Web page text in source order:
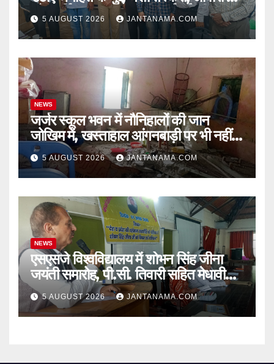
और पार्किंग व्यवस्था पर की कार्रवाई की मांग
5 AUGUST 2026 JANTANAMA.COM
NEWS
जर्जर स्कूल भवन में नौनिहालों की जान
जोखिम में, खस्ताहाल आंगनबाड़ी पर भी नहीं
जागा प्रशासन
5 AUGUST 2026 JANTANAMA.COM
NEWS
एसएसजे विश्वविद्यालय में शोभन सिंह जीना
जयंती समारोह, पी.सी. तिवारी सहित मेधावी
छात्र हुए सम्मानित
5 AUGUST 2026 JANTANAMA.COM